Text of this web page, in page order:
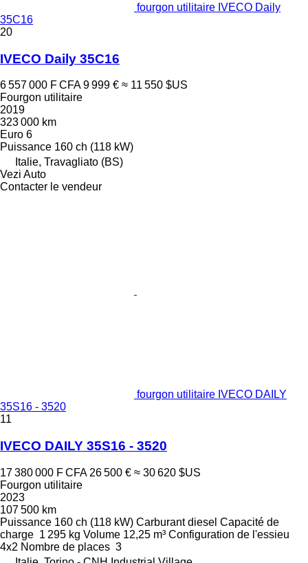
fourgon utilitaire IVECO Daily
35C16
20
IVECO Daily 35C16
6 557 000 F CFA 9 999 € ≈ 11 550 $US
Fourgon utilitaire
2019
323 000 km
Euro 6
Puissance 160 ch (118 kW)
Italie, Travagliato (BS)
Vezi Auto
Contacter le vendeur
fourgon utilitaire IVECO DAILY
35S16 - 3520
11
IVECO DAILY 35S16 - 3520
17 380 000 F CFA 26 500 € ≈ 30 620 $US
Fourgon utilitaire
2023
107 500 km
Puissance 160 ch (118 kW) Carburant diesel Capacité de
charge 1 295 kg Volume 12,25 m³ Configuration de l'essieu
4x2 Nombre de places 3